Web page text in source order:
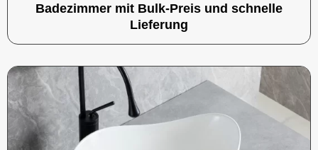
Badezimmer mit Bulk-Preis und schnelle
Lieferung